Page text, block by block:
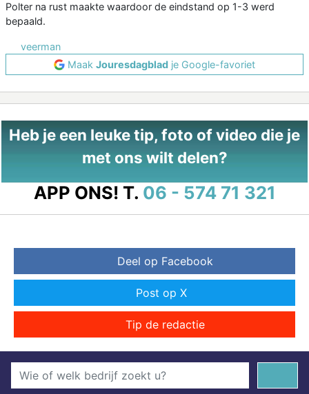
Polter na rust maakte waardoor de eindstand op 1-3 werd
bepaald.
veerman
Maak Jouresdagblad je Google-favoriet
Heb je een leuke tip, foto of video die je
met ons wilt delen?
APP ONS! T. 06 - 574 71 321
Deel op Facebook
Post op X
Tip de redactie